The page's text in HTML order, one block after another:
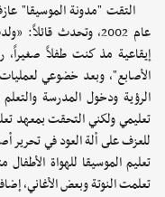
التقت "مدونة الموسيقا"
عام 2002، وتحدث
إيقاعية مذ كنت طفلاً
الأصابع"، وبعد خضوعي
الرؤية ودخول المدرسة
تعليمي ولكني التحقت بمعهد
تعلمت النوتة وبعض الأغاني،